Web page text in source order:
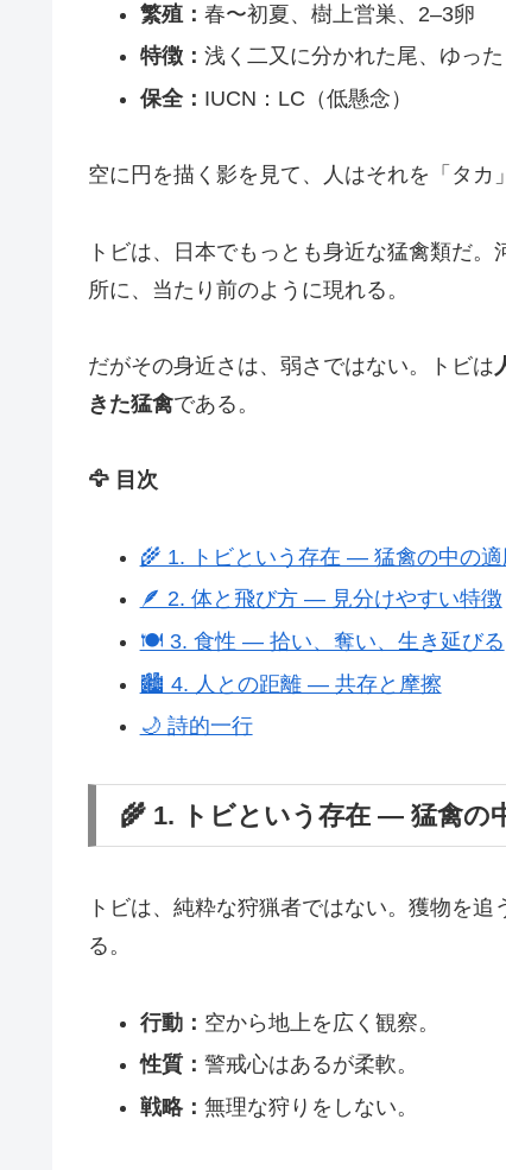
繁殖： 春〜初夏、樹上営巣、2–3卵
特徴： 浅く二又に分かれた尾、ゆっ
保全： IUCN：LC（低懸念）
空に円を描く影を見て、人はそれを「タカ
トビは、日本でもっとも身近な猛禽類だ
所に、当たり前のように現れる。
だがその身近さは、弱さではない。トビは
きた猛禽である。
🦅 目次
🌾 1. トビという存在 ― 猛禽の中の適
🪶 2. 体と飛び方 ― 見分けやすい特徴
🍽️ 3. 食性 ― 拾い、奪い、生き延びる
🏙️ 4. 人との距離 ― 共存と摩擦
🌙 詩的一行
🌾 1. トビという存在 ― 猛禽の
トビは、純粋な狩猟者ではない。獲物を
る。
行動： 空から地上を広く観察。
性質： 警戒心はあるが柔軟。
戦略： 無理な狩りをしない。